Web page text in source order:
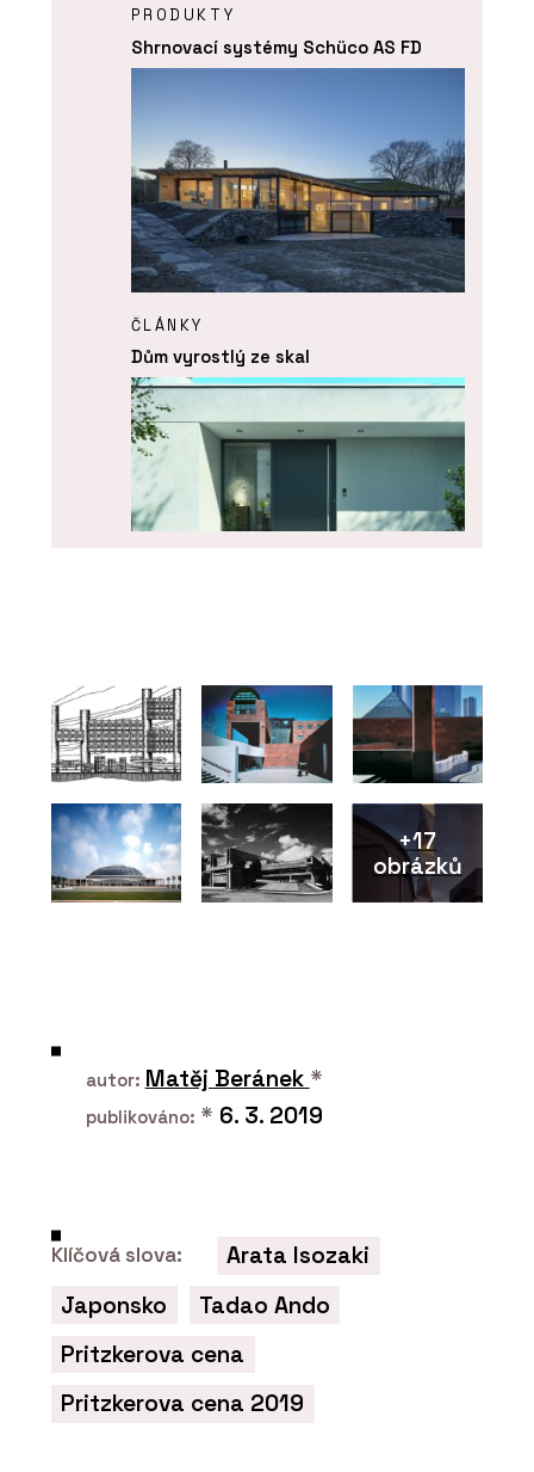
PRODUKTY
Shrnovací systémy Schüco AS FD
ČLÁNKY
Dům vyrostlý ze skal
O FIRMĚ
+17
obrázků
autor: Matěj Beránek *
publikováno: * 6. 3. 2019
Klíčová slova:
Arata Isozaki
Japonsko
Tadao Ando
Pritzkerova cena
Pritzkerova cena 2019